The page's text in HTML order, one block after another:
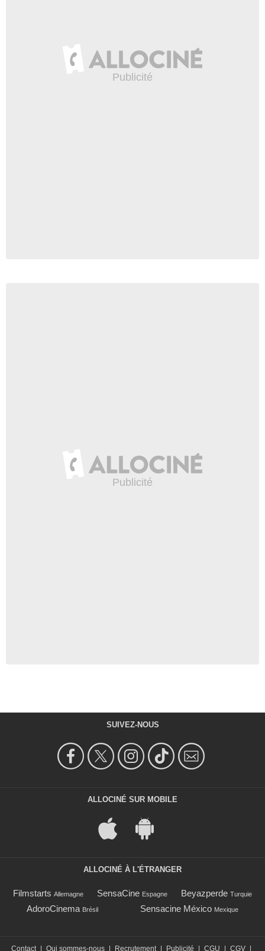
SUIVEZ-NOUS
ALLOCINÉ SUR MOBILE
ALLOCINÉ À L'ÉTRANGER
Filmstarts Allemagne SensaCine Espagne Beyazperde Turquie
AdoroCinema Brésil Sensacine México Mexique
Contact | Qui sommes-nous | Recrutement | Publicité | CGU | CGV |